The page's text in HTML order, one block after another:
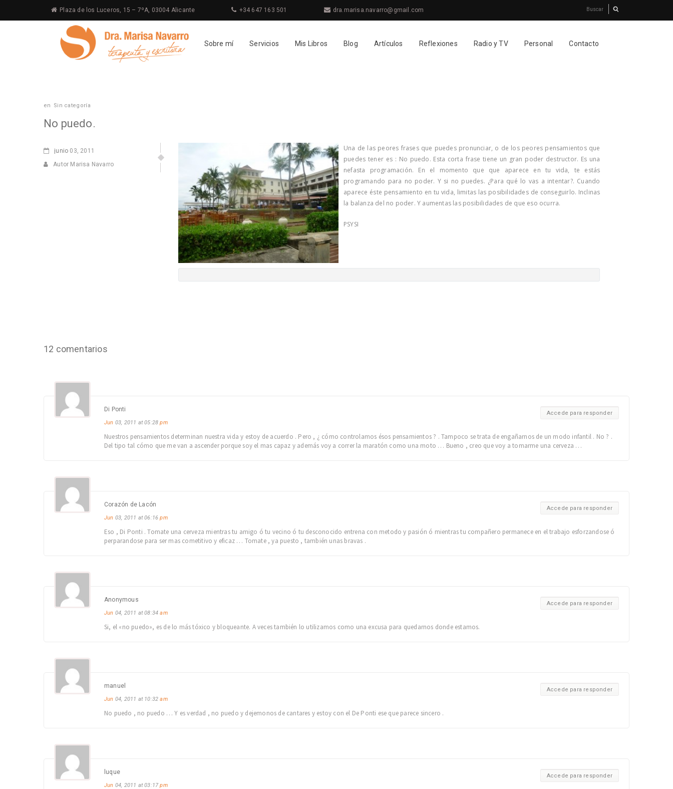
Plaza de los Luceros, 15 – 7ºA, 03004 Alicante +34 647 163 501 dra.marisa.navarro@gmail.com
Sobre mí Servicios Mis Libros Blog Artículos Reflexiones Radio y TV Personal Contacto
en Sin categoría
No puedo.
junio 03, 2011
Autor Marisa Navarro
Una de las peores frases que puedes pronunciar, o de los peores pensamientos que
puedes tener es : No puedo. Esta corta frase tiene un gran poder destructor. Es una
nefasta programación. En el momento que que aparece en tu vida, te estás
programando para no poder. Y si no puedes. ¿Para qué lo vas a intentar?. Cuando
aparece éste pensamiento en tu vida, limitas las posibilidades de conseguirlo. Inclinas
la balanza del no poder. Y aumentas las posibilidades de que eso ocurra.
PSYSI
12 comentarios
Accede para responder
Di Ponti
Jun 03, 2011 at 05:28pm
Nuestros pensamientos determinan nuestra vida y estoy de acuerdo . Pero , ¿ cómo controlamos ésos pensamientos ? . Tampoco se trata de engañarnos de un modo infantil . No ? .
Del tipo tal cómo que me van a ascender porque soy el mas capaz y además voy a correr la maratón como una moto … Bueno , creo que voy a tomarme una cerveza …
Accede para responder
Corazón de Lacón
Jun 03, 2011 at 06:16pm
Eso , Di Ponti . Tomate una cerveza mientras tu amigo ó tu vecino ó tu desconocido entrena con metodo y pasión ó mientras tu compañero permanece en el trabajo esforzandose ó
perparandose para ser mas cometitivo y eficaz … Tomate , ya puesto , también unas bravas .
Accede para responder
Anonymous
Jun 04, 2011 at 08:34am
Si, el «no puedo», es de lo más tóxico y bloqueante. A veces también lo utilizamos como una excusa para quedarnos donde estamos.
Accede para responder
manuel
Jun 04, 2011 at 10:32am
No puedo , no puedo … Y es verdad , no puedo y dejemonos de cantares y estoy con el De Ponti ese que parece sincero .
Accede para responder
luque
Jun 04, 2011 at 03:17pm